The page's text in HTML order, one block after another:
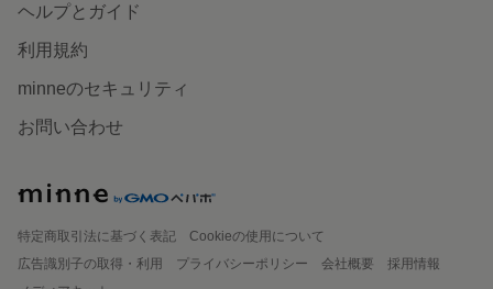
ヘルプとガイド
利用規約
minneのセキュリティ
お問い合わせ
特定商取引法に基づく表記
Cookieの使用について
広告識別子の取得・利用
プライバシーポリシー 会社概要
採用情報